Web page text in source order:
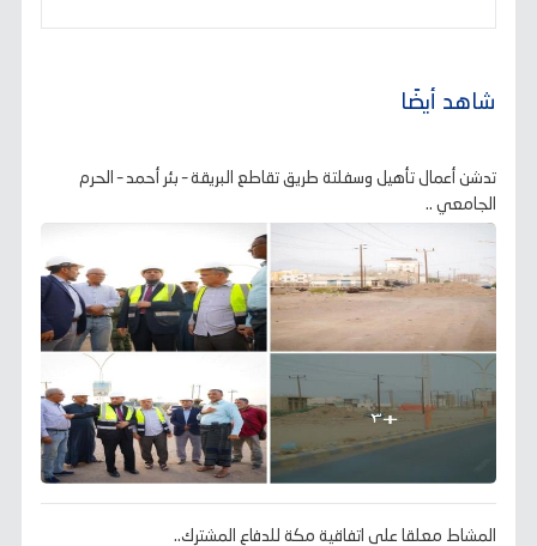
شاهد أيضًا
تدشن أعمال تأهيل وسفلتة طريق تقاطع البريقة – بئر أحمد – الحرم
الجامعي ..
المشاط معلقا على اتفاقية مكة للدفاع المشترك..